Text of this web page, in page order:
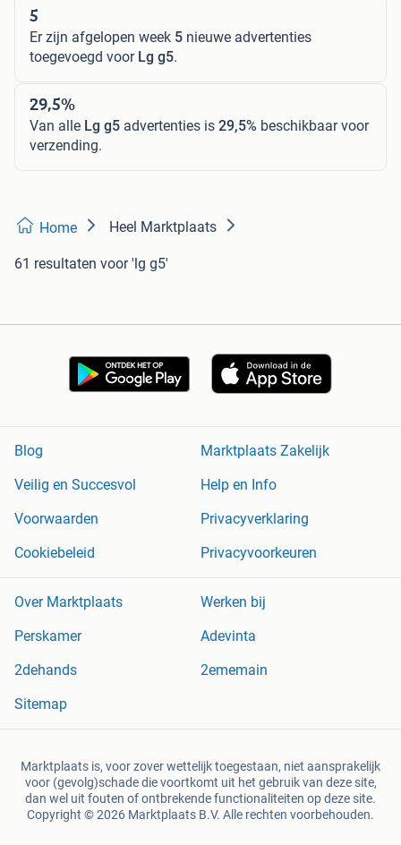
5
Er zijn afgelopen week 5 nieuwe advertenties
toegevoegd voor Lg g5.
29,5%
Van alle Lg g5 advertenties is 29,5% beschikbaar voor
verzending.
Home Heel Marktplaats
61 resultaten voor 'lg g5'
Blog
Marktplaats Zakelijk
Veilig en Succesvol
Help en Info
Voorwaarden
Privacyverklaring
Cookiebeleid
Privacyvoorkeuren
Over Marktplaats
Werken bij
Perskamer
Adevinta
2dehands
2ememain
Sitemap
Marktplaats is, voor zover wettelijk toegestaan, niet aansprakelijk
voor (gevolg)schade die voortkomt uit het gebruik van deze site,
dan wel uit fouten of ontbrekende functionaliteiten op deze site.
Copyright © 2026 Marktplaats B.V. Alle rechten voorbehouden.